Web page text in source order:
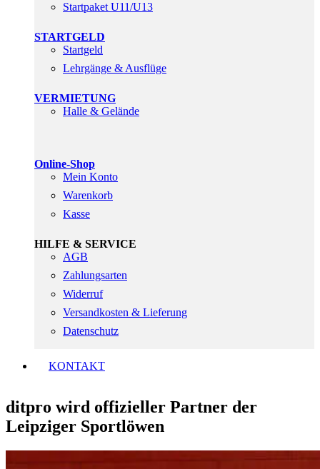
Startpaket U11/U13
STARTGELD
Startgeld
Lehrgänge & Ausflüge
VERMIETUNG
Halle & Gelände
Online-Shop
Mein Konto
Warenkorb
Kasse
HILFE & SERVICE
AGB
Zahlungsarten
Widerruf
Versandkosten & Lieferung
Datenschutz
KONTAKT
ditpro wird offizieller Partner der
Leipziger Sportlöwen